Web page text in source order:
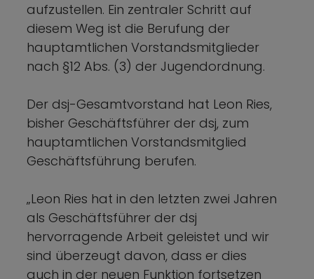
aufzustellen. Ein zentraler Schritt auf
diesem Weg ist die Berufung der
hauptamtlichen Vorstandsmitglieder
nach §12 Abs. (3) der Jugendordnung.
Der dsj-Gesamtvorstand hat Leon Ries,
bisher Geschäftsführer der dsj, zum
hauptamtlichen Vorstandsmitglied
Geschäftsführung berufen.
„Leon Ries hat in den letzten zwei Jahren
als Geschäftsführer der dsj
hervorragende Arbeit geleistet und wir
sind überzeugt davon, dass er dies
auch in der neuen Funktion fortsetzen